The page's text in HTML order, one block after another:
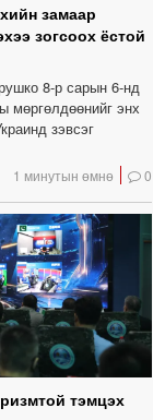
замаар
зогсоох ёстой
8-р сарын 6-нд
мөргөлдөөнийг энх
зэвсэг
1 минутын өмнө 0
тэмцэх